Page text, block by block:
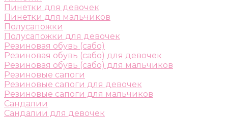
Пинетки для девочек
Пинетки для мальчиков
Полусапожки
Полусапожки для девочек
Резиновая обувь (сабо)
Резиновая обувь (сабо) для девочек
Резиновая обувь (сабо) для мальчиков
Резиновые сапоги
Резиновые сапоги для девочек
Резиновые сапоги для мальчиков
Сандалии
Сандалии для девочек